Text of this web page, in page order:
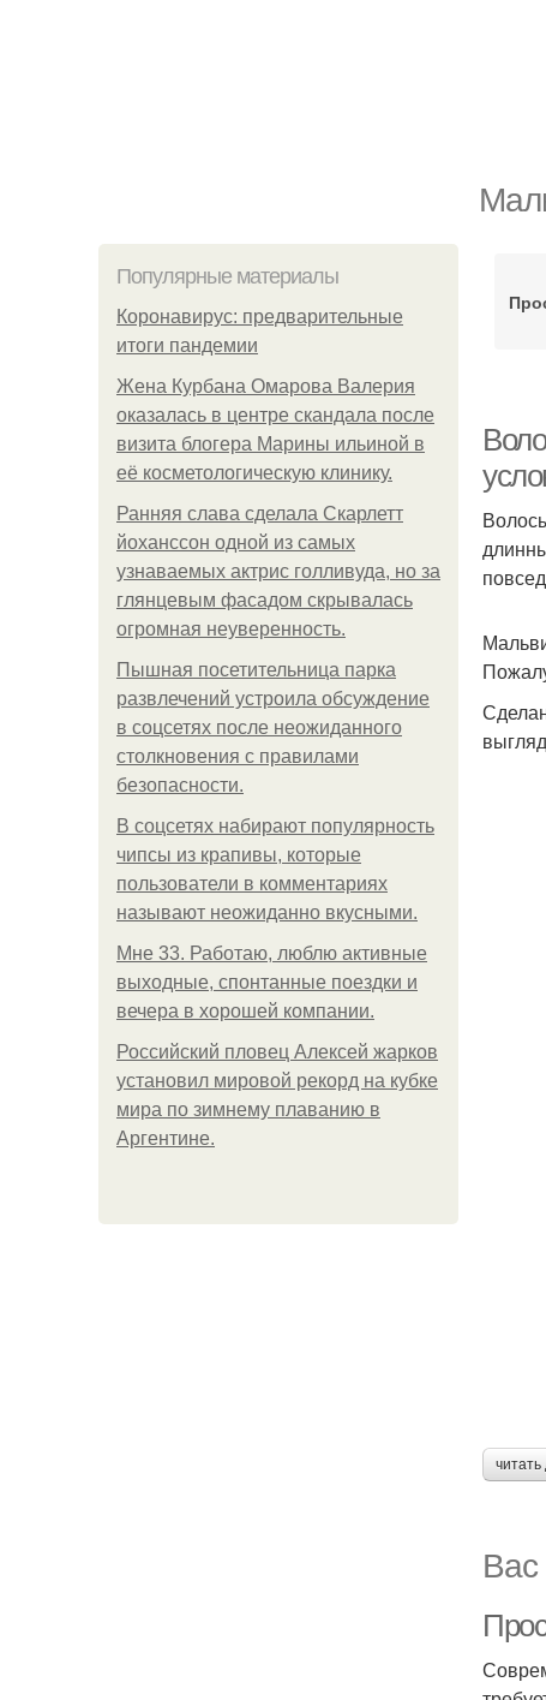
Популярные материалы
Коронавирус: предварительные
итоги пандемии
Жена Курбана Омарова Валерия
оказалась в центре скандала после
визита блогера Марины ильиной в
её косметологическую клинику.
Ранняя слава сделала Скарлетт
йоханссон одной из самых
узнаваемых актрис голливуда, но за
глянцевым фасадом скрывалась
огромная неуверенность.
Пышная посетительница парка
развлечений устроила обсуждение
в соцсетях после неожиданного
столкновения с правилами
безопасности.
В соцсетях набирают популярность
чипсы из крапивы, которые
пользователи в комментариях
называют неожиданно вкусными.
Мне 33. Работаю, люблю активные
выходные, спонтанные поездки и
вечера в хорошей компании.
Российский пловец Алексей жарков
установил мировой рекорд на кубке
мира по зимнему плаванию в
Аргентине.